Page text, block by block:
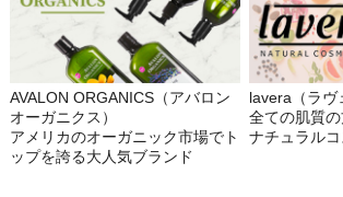
AVALON ORGANICS（アバロン
オーガニクス）
アメリカのオーガニック市場でト
ップを誇る大人気ブランド
lavera（ラヴ
全ての肌質
ナチュラル